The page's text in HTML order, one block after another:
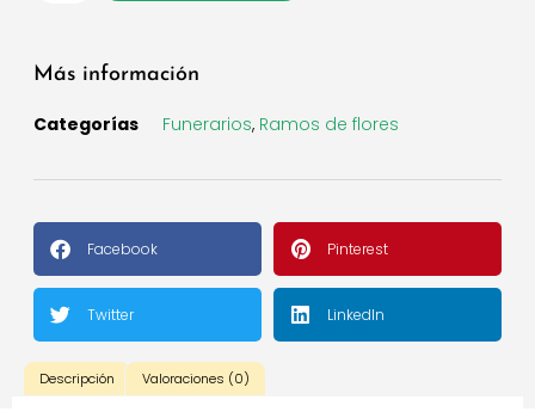
Más información
Categorías Funerarios, Ramos de flores
Facebook Pinterest
Twitter LinkedIn
Descripción Valoraciones (0)